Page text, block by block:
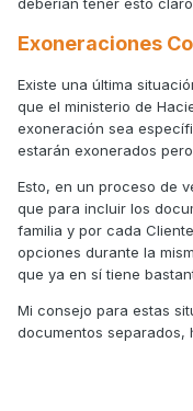
Exoneraciones
Existe una última
que el ministerio de
exoneración sea
estarán exonerados
Esto, en un proceso de
que para incluir los
familia y por cada
opciones durante la
que ya en sí tiene
Mi consejo para estas
documentos separados,